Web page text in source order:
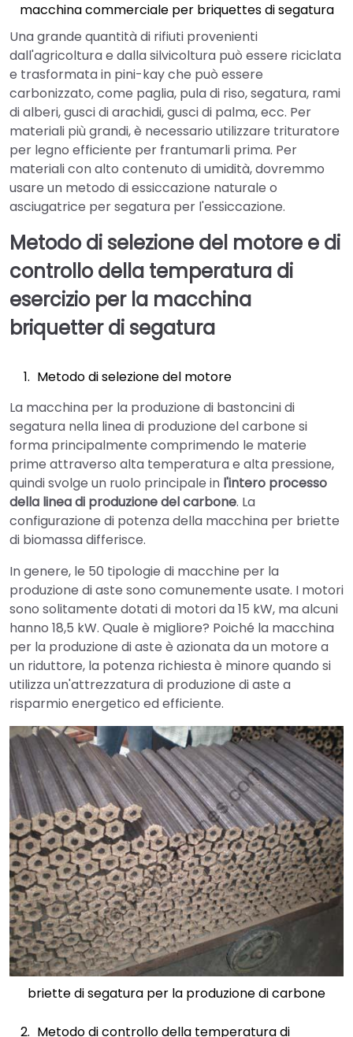
macchina commerciale per briquettes di segatura
Una grande quantità di rifiuti provenienti
dall'agricoltura e dalla silvicoltura può essere riciclata
e trasformata in pini-kay che può essere
carbonizzato, come paglia, pula di riso, segatura, rami
di alberi, gusci di arachidi, gusci di palma, ecc. Per
materiali più grandi, è necessario utilizzare trituratore
per legno efficiente per frantumarli prima. Per
materiali con alto contenuto di umidità, dovremmo
usare un metodo di essiccazione naturale o
asciugatrice per segatura per l'essiccazione.
Metodo di selezione del motore e di
controllo della temperatura di
esercizio per la macchina
briquetter di segatura
Metodo di selezione del motore
La macchina per la produzione di bastoncini di
segatura nella linea di produzione del carbone si
forma principalmente comprimendo le materie
prime attraverso alta temperatura e alta pressione,
quindi svolge un ruolo principale in l'intero processo
della linea di produzione del carbone. La
configurazione di potenza della macchina per briette
di biomassa differisce.
In genere, le 50 tipologie di macchine per la
produzione di aste sono comunemente usate. I motori
sono solitamente dotati di motori da 15 kW, ma alcuni
hanno 18,5 kW. Quale è migliore? Poiché la macchina
per la produzione di aste è azionata da un motore a
un riduttore, la potenza richiesta è minore quando si
utilizza un'attrezzatura di produzione di aste a
risparmio energetico ed efficiente.
briette di segatura per la produzione di carbone
Metodo di controllo della temperatura di